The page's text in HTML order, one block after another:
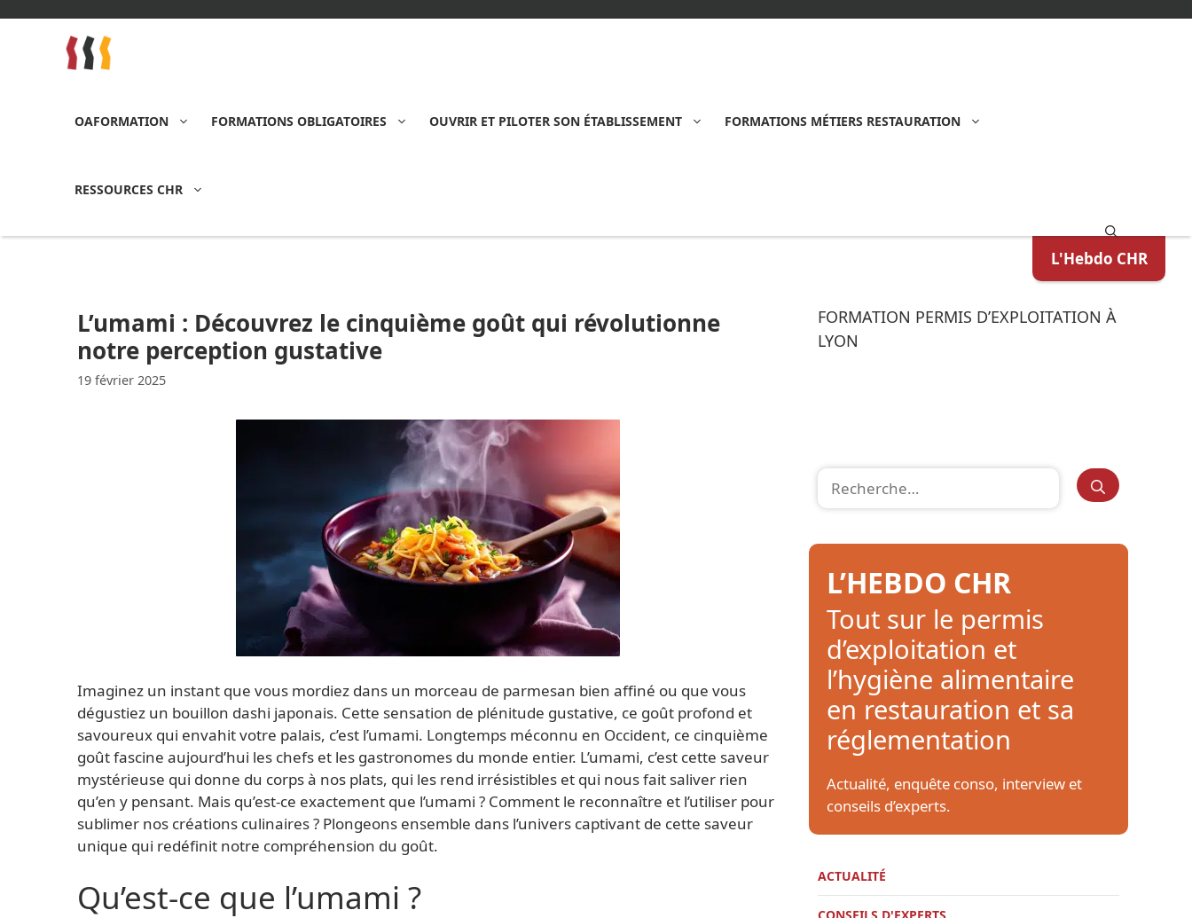
OAFORMATION FORMATIONS OBLIGATOIRES OUVRIR ET PILOTER SON ÉTABLISSEMENT FORMATIONS MÉTIERS RESTAURATION
RESSOURCES CHR
L'Hebdo CHR
L’umami : Découvrez le cinquième goût qui révolutionne
notre perception gustative
19 février 2025
Imaginez un instant que vous mordiez dans un morceau de parmesan bien affiné ou que vous
dégustiez un bouillon dashi japonais. Cette sensation de plénitude gustative, ce goût profond et
savoureux qui envahit votre palais, c’est l’umami. Longtemps méconnu en Occident, ce cinquième
goût fascine aujourd’hui les chefs et les gastronomes du monde entier. L’umami, c’est cette saveur
mystérieuse qui donne du corps à nos plats, qui les rend irrésistibles et qui nous fait saliver rien
qu’en y pensant. Mais qu’est-ce exactement que l’umami ? Comment le reconnaître et l’utiliser pour
sublimer nos créations culinaires ? Plongeons ensemble dans l’univers captivant de cette saveur
unique qui redéfinit notre compréhension du goût.
Qu’est-ce que l’umami ?
FORMATION PERMIS D’EXPLOITATION À
LYON
L’HEBDO CHR
Tout sur le permis
d’exploitation et
l’hygiène alimentaire
en restauration et sa
réglementation
Actualité, enquête conso, interview et
conseils d’experts.
ACTUALITÉ